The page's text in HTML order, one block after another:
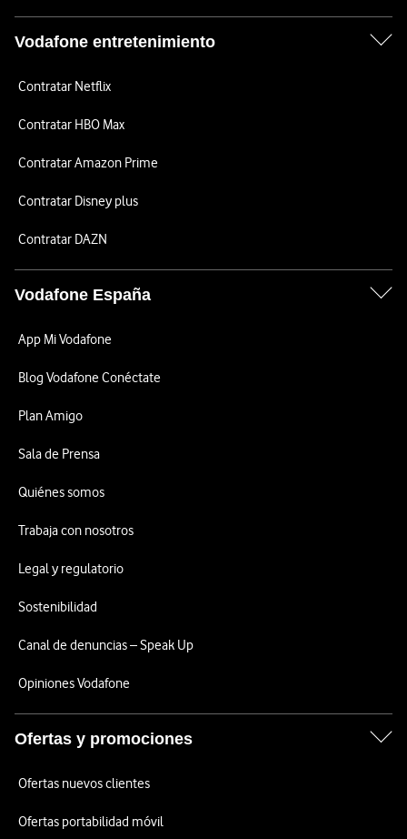
Vodafone entretenimiento
Contratar Netflix
Contratar HBO Max
Contratar Amazon Prime
Contratar Disney plus
Contratar DAZN
Vodafone España
App Mi Vodafone
Blog Vodafone Conéctate
Plan Amigo
Sala de Prensa
Quiénes somos
Trabaja con nosotros
Legal y regulatorio
Sostenibilidad
Canal de denuncias – Speak Up
Opiniones Vodafone
Ofertas y promociones
Ofertas nuevos clientes
Ofertas portabilidad móvil